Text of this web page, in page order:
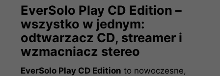
EverSolo Play CD Edition –
wszystko w jednym:
odtwarzacz CD, streamer i
wzmacniacz stereo
EverSolo Play CD Edition to nowoczesne,